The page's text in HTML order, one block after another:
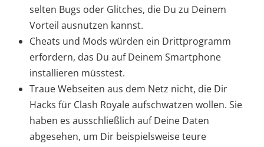
selten Bugs oder Glitches, die Du zu Deinem
Vorteil ausnutzen kannst.
Cheats und Mods würden ein Drittprogramm
erfordern, das Du auf Deinem Smartphone
installieren müsstest.
Traue Webseiten aus dem Netz nicht, die Dir
Hacks für Clash Royale aufschwatzen wollen. Sie
haben es ausschließlich auf Deine Daten
abgesehen, um Dir beispielsweise teure